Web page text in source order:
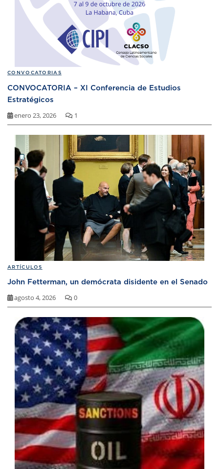
CONVOCATORIAS
CONVOCATORIA – XI Conferencia de Estudios
Estratégicos
enero 23, 2026 1
ARTÍCULOS
John Fetterman, un demócrata disidente en el Senado
agosto 4, 2026 0